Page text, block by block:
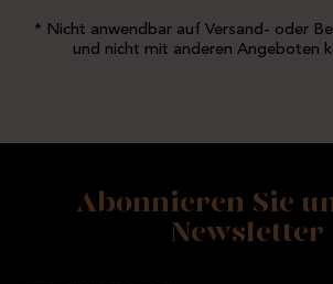
* Nicht anwendbar auf Versand- oder
und nicht mit anderen Angeboten
Abonnieren Sie
Newsletter